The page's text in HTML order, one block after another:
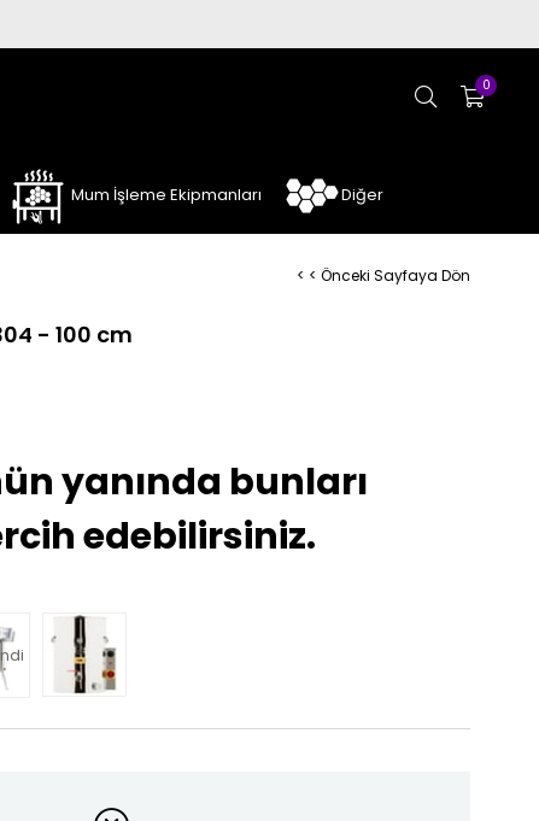
0
Mum İşleme Ekipmanları Diğer
< < Önceki Sayfaya Dön
- 100 cm
yanında bunları
edebilirsiniz.